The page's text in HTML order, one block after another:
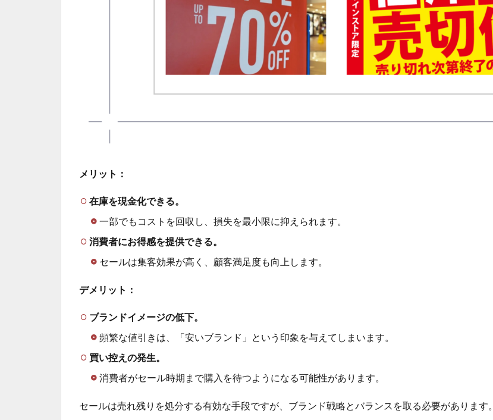
メリット：
在庫を現金化できる。
一部でもコストを回収し、損失を最小限に抑えられます。
消費者にお得感を提供できる。
セールは集客効果が高く、顧客満足度も向上します。
デメリット：
ブランドイメージの低下。
頻繁な値引きは、「安いブランド」という印象を与えてしまいます。
買い控えの発生。
消費者がセール時期まで購入を待つようになる可能性があります。
セールは売れ残りを処分する有効な手段ですが、ブランド戦略とバランスを取る必要があります。